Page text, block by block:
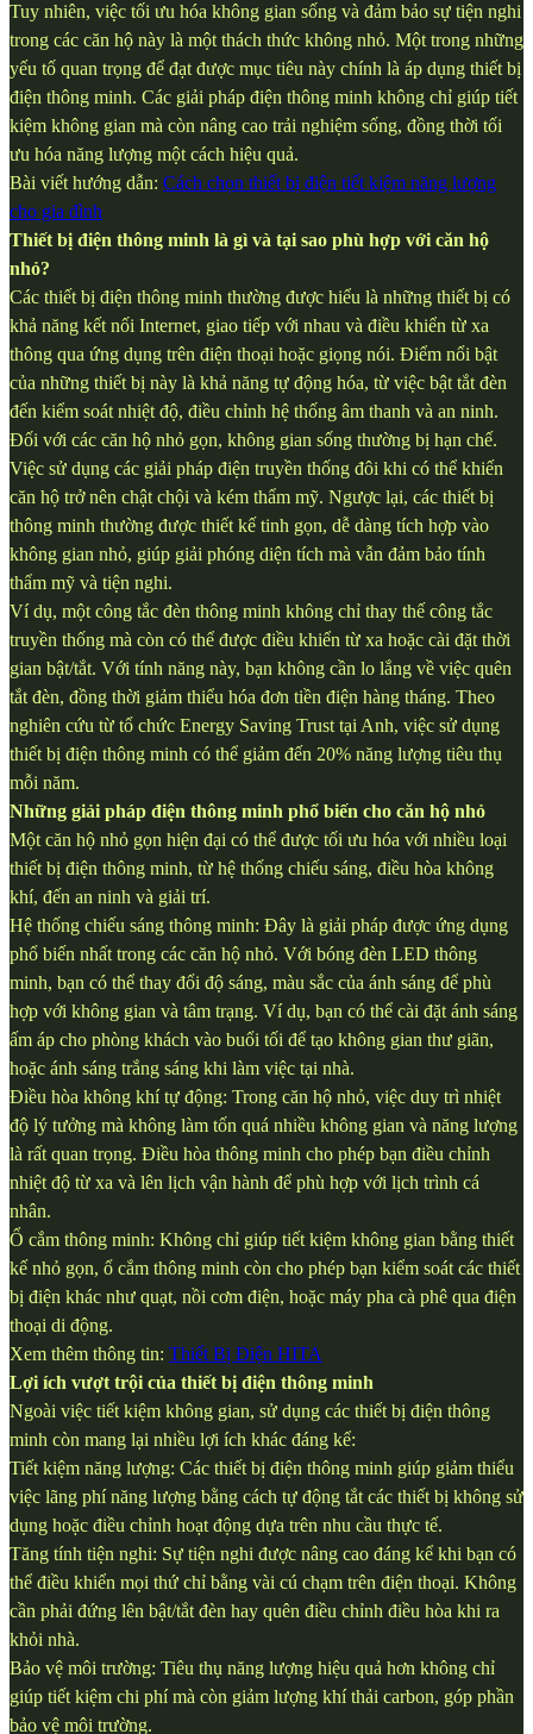
Tuy nhiên, việc tối ưu hóa không gian sống và đảm bảo sự tiện nghi
trong các căn hộ này là một thách thức không nhỏ. Một trong những
yếu tố quan trọng để đạt được mục tiêu này chính là áp dụng thiết bị
điện thông minh. Các giải pháp điện thông minh không chỉ giúp tiết
kiệm không gian mà còn nâng cao trải nghiệm sống, đồng thời tối
ưu hóa năng lượng một cách hiệu quả.
Bài viết hướng dẫn: Cách chọn thiết bị điện tiết kiệm năng lượng
cho gia đình
Thiết bị điện thông minh là gì và tại sao phù hợp với căn hộ
nhỏ?
Các thiết bị điện thông minh thường được hiểu là những thiết bị có
khả năng kết nối Internet, giao tiếp với nhau và điều khiển từ xa
thông qua ứng dụng trên điện thoại hoặc giọng nói. Điểm nổi bật
của những thiết bị này là khả năng tự động hóa, từ việc bật tắt đèn
đến kiểm soát nhiệt độ, điều chỉnh hệ thống âm thanh và an ninh.
Đối với các căn hộ nhỏ gọn, không gian sống thường bị hạn chế.
Việc sử dụng các giải pháp điện truyền thống đôi khi có thể khiến
căn hộ trở nên chật chội và kém thẩm mỹ. Ngược lại, các thiết bị
thông minh thường được thiết kế tinh gọn, dễ dàng tích hợp vào
không gian nhỏ, giúp giải phóng diện tích mà vẫn đảm bảo tính
thẩm mỹ và tiện nghi.
Ví dụ, một công tắc đèn thông minh không chỉ thay thế công tắc
truyền thống mà còn có thể được điều khiển từ xa hoặc cài đặt thời
gian bật/tắt. Với tính năng này, bạn không cần lo lắng về việc quên
tắt đèn, đồng thời giảm thiểu hóa đơn tiền điện hàng tháng. Theo
nghiên cứu từ tổ chức Energy Saving Trust tại Anh, việc sử dụng
thiết bị điện thông minh có thể giảm đến 20% năng lượng tiêu thụ
mỗi năm.
Những giải pháp điện thông minh phổ biến cho căn hộ nhỏ
Một căn hộ nhỏ gọn hiện đại có thể được tối ưu hóa với nhiều loại
thiết bị điện thông minh, từ hệ thống chiếu sáng, điều hòa không
khí, đến an ninh và giải trí.
Hệ thống chiếu sáng thông minh: Đây là giải pháp được ứng dụng
phổ biến nhất trong các căn hộ nhỏ. Với bóng đèn LED thông
minh, bạn có thể thay đổi độ sáng, màu sắc của ánh sáng để phù
hợp với không gian và tâm trạng. Ví dụ, bạn có thể cài đặt ánh sáng
ấm áp cho phòng khách vào buổi tối để tạo không gian thư giãn,
hoặc ánh sáng trắng sáng khi làm việc tại nhà.
Điều hòa không khí tự động: Trong căn hộ nhỏ, việc duy trì nhiệt
độ lý tưởng mà không làm tốn quá nhiều không gian và năng lượng
là rất quan trọng. Điều hòa thông minh cho phép bạn điều chỉnh
nhiệt độ từ xa và lên lịch vận hành để phù hợp với lịch trình cá
nhân.
Ổ cắm thông minh: Không chỉ giúp tiết kiệm không gian bằng thiết
kế nhỏ gọn, ổ cắm thông minh còn cho phép bạn kiểm soát các thiết
bị điện khác như quạt, nồi cơm điện, hoặc máy pha cà phê qua điện
thoại di động.
Xem thêm thông tin: Thiết Bị Điện HITA
Lợi ích vượt trội của thiết bị điện thông minh
Ngoài việc tiết kiệm không gian, sử dụng các thiết bị điện thông
minh còn mang lại nhiều lợi ích khác đáng kể:
Tiết kiệm năng lượng: Các thiết bị điện thông minh giúp giảm thiểu
việc lãng phí năng lượng bằng cách tự động tắt các thiết bị không sử
dụng hoặc điều chỉnh hoạt động dựa trên nhu cầu thực tế.
Tăng tính tiện nghi: Sự tiện nghi được nâng cao đáng kể khi bạn có
thể điều khiển mọi thứ chỉ bằng vài cú chạm trên điện thoại. Không
cần phải đứng lên bật/tắt đèn hay quên điều chỉnh điều hòa khi ra
khỏi nhà.
Bảo vệ môi trường: Tiêu thụ năng lượng hiệu quả hơn không chỉ
giúp tiết kiệm chi phí mà còn giảm lượng khí thải carbon, góp phần
bảo vệ môi trường.